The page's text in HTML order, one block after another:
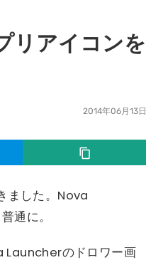
リアイコンを
2014年06月13日
ました。Nova
通に。
Launcherのドロワー画